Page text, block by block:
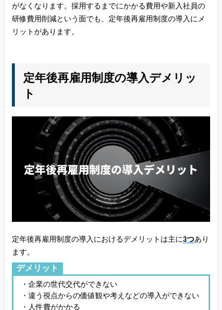
がなくなります。採用するまでにかかる費用や新入社員の
研修費用削減という面でも、定年後再雇用制度の導入にメ
リットがあります。
定年後再雇用制度の導入デメリッ
ト
定年後再雇用制度の導入におけるデメリットは主に3つあり
ます。
デメリット
・企業の世代交代ができない
・違う視点からの価値観や考えなどの導入ができない
・人件費がかかる